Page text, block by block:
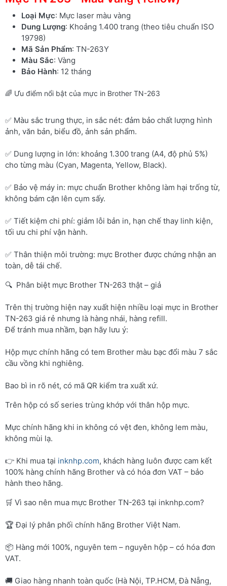
Loại Mực: Mực laser màu vàng
Dung Lượng: Khoảng 1.400 trang (theo tiêu chuẩn ISO
19798)
Mã Sản Phẩm: TN-263Y
Màu Sắc: Vàng
Bảo Hành: 12 tháng
🌈 Ưu điểm nổi bật của mực in Brother TN-263
✅ Màu sắc trung thực, in sắc nét: đảm bảo chất lượng hình
ảnh, văn bản, biểu đồ, ảnh sản phẩm.
✅ Dung lượng in lớn: khoảng 1.300 trang (A4, độ phủ 5%)
cho từng màu (Cyan, Magenta, Yellow, Black).
✅ Bảo vệ máy in: mực chuẩn Brother không làm hại trống từ,
không bám cặn lên cụm sấy.
✅ Tiết kiệm chi phí: giảm lỗi bản in, hạn chế thay linh kiện,
tối ưu chi phí vận hành.
✅ Thân thiện môi trường: mực Brother được chứng nhận an
toàn, dễ tái chế.
🔍 Phân biệt mực Brother TN-263 thật – giả
Trên thị trường hiện nay xuất hiện nhiều loại mực in Brother
TN-263 giá rẻ nhưng là hàng nhái, hàng refill.
Để tránh mua nhầm, bạn hãy lưu ý:
Hộp mực chính hãng có tem Brother màu bạc đổi màu 7 sắc
cầu vồng khi nghiêng.
Bao bì in rõ nét, có mã QR kiểm tra xuất xứ.
Trên hộp có số series trùng khớp với thân hộp mực.
Mực chính hãng khi in không có vệt đen, không lem màu,
không mùi lạ.
👉 Khi mua tại inknhp.com, khách hàng luôn được cam kết
100% hàng chính hãng Brother và có hóa đơn VAT – bảo
hành theo hãng.
🛒 Vì sao nên mua mực Brother TN-263 tại inknhp.com?
🏆 Đại lý phân phối chính hãng Brother Việt Nam.
📦 Hàng mới 100%, nguyên tem – nguyên hộp – có hóa đơn
VAT.
🚚 Giao hàng nhanh toàn quốc (Hà Nội, TP.HCM, Đà Nẵng,